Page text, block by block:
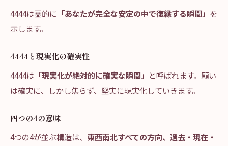
4444は霊的に 「あなたが完全な安定の中で復縁する瞬間」 を
示します。
4444と現実化の確実性
4444は 「現実化が絶対的に確実な瞬間」 と呼ばれます。願い
は確実に、しかし焦らず、堅実に現実化していきます。
四つの4の意味
4つの4が並ぶ構造は、 東西南北すべての方向、過去・現在・